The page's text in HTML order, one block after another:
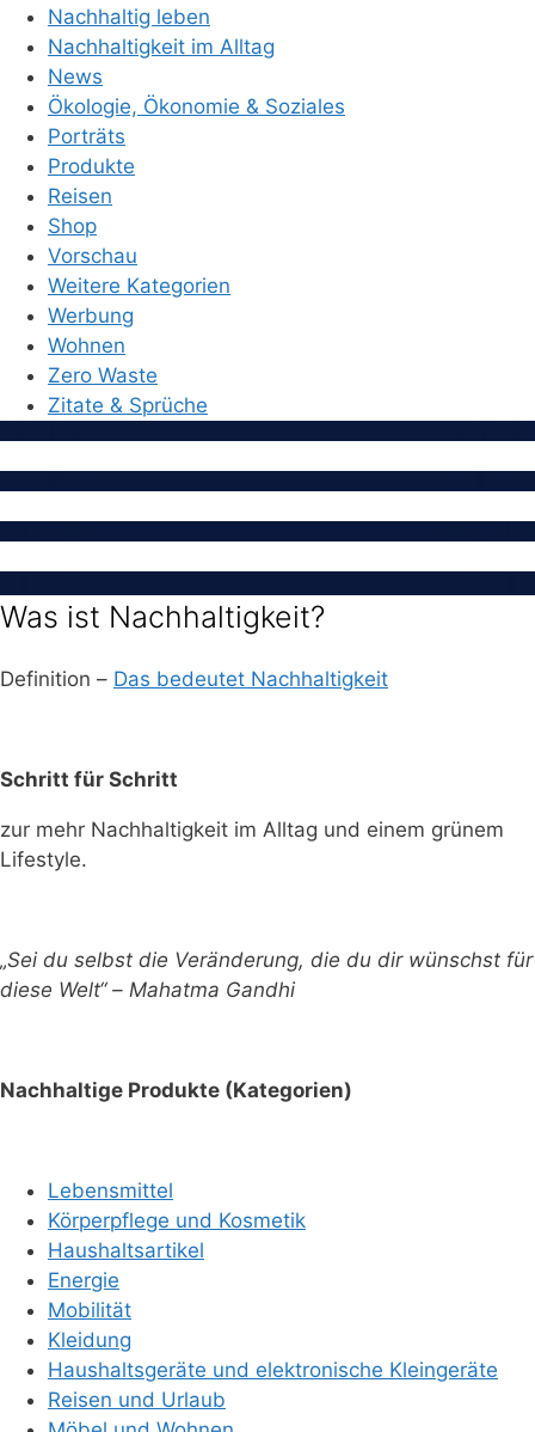
Nachhaltig leben
Nachhaltigkeit im Alltag
News
Ökologie, Ökonomie & Soziales
Porträts
Produkte
Reisen
Shop
Vorschau
Weitere Kategorien
Werbung
Wohnen
Zero Waste
Zitate & Sprüche
Was ist Nachhaltigkeit?
Definition – Das bedeutet Nachhaltigkeit
Schritt für Schritt
zur mehr Nachhaltigkeit im Alltag und einem grünem
Lifestyle.
„Sei du selbst die Veränderung, die du dir wünschst für
diese Welt“ – Mahatma Gandhi
Nachhaltige Produkte (Kategorien)
Lebensmittel
Körperpflege und Kosmetik
Haushaltsartikel
Energie
Mobilität
Kleidung
Haushaltsgeräte und elektronische Kleingeräte
Reisen und Urlaub